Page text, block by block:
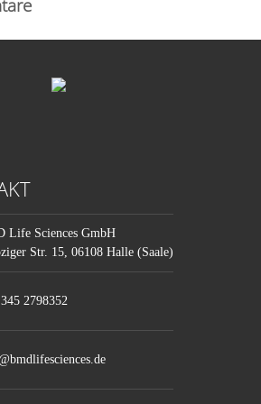
Life Sciences GmbH
Str. 15, 06108 Halle (Saale)
2798352